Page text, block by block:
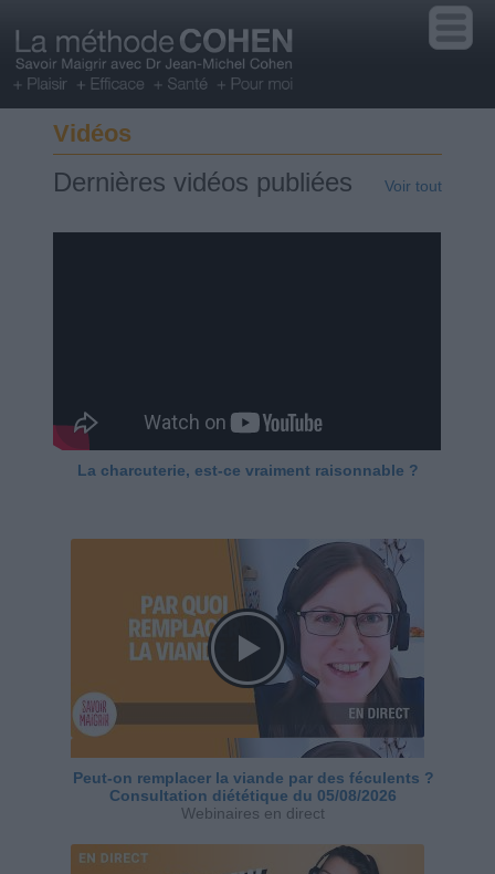
Vidéos
Dernières vidéos publiées Voir tout
La charcuterie, est-ce vraiment raisonnable ?
Peut-on remplacer la viande par des féculents ?
Consultation diététique du 05/08/2026
Webinaires en direct